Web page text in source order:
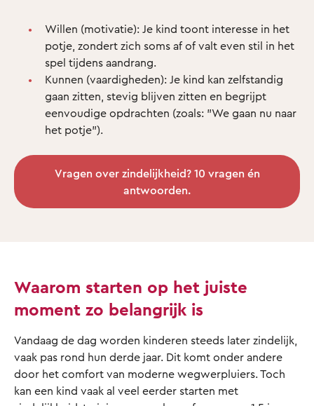
Willen (motivatie): Je kind toont interesse in het
potje, zondert zich soms af of valt even stil in het
spel tijdens aandrang.
Kunnen (vaardigheden): Je kind kan zelfstandig
gaan zitten, stevig blijven zitten en begrijpt
eenvoudige opdrachten (zoals: "We gaan nu naar
het potje").
Vragen over zindelijkheid? 10 vragen én
antwoorden.
Waarom starten op het juiste
moment zo belangrijk is
Vandaag de dag worden kinderen steeds later zindelijk,
vaak pas rond hun derde jaar. Dit komt onder andere
door het comfort van moderne wegwerpluiers. Toch
kan een kind vaak al veel eerder starten met